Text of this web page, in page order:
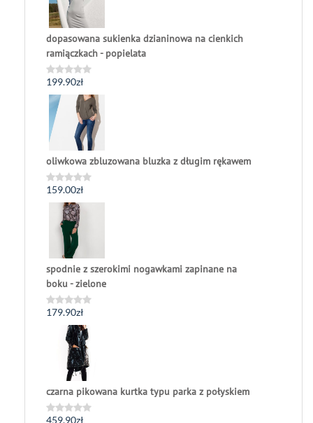
dopasowana sukienka dzianinowa na cienkich
ramiączkach - popielata
Oceniono
0
na
199.90zł
oliwkowa zbluzowana bluzka z długim rękawem
Oceniono
0
159.00zł
spodnie z szerokimi nogawkami zapinane na
boku - zielone
Oceniono
179.90zł
czarna pikowana kurtka typu parka z połyskiem
459.90zł